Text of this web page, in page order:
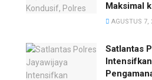
Maksimal
AGUSTUS 7,
Satlantas